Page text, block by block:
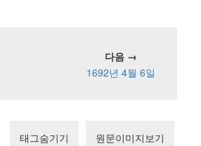
다음 →
1692년 4월 6일
태그숨기기 원문이미지보기